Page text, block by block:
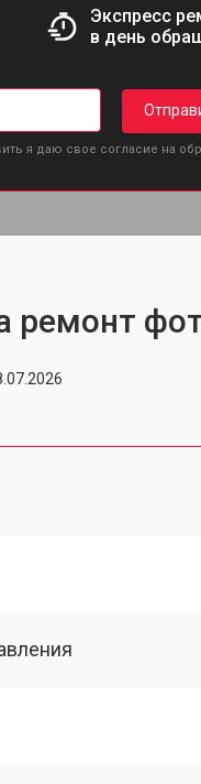
Экспресс
в день
я даю свое согласие на
ремонт